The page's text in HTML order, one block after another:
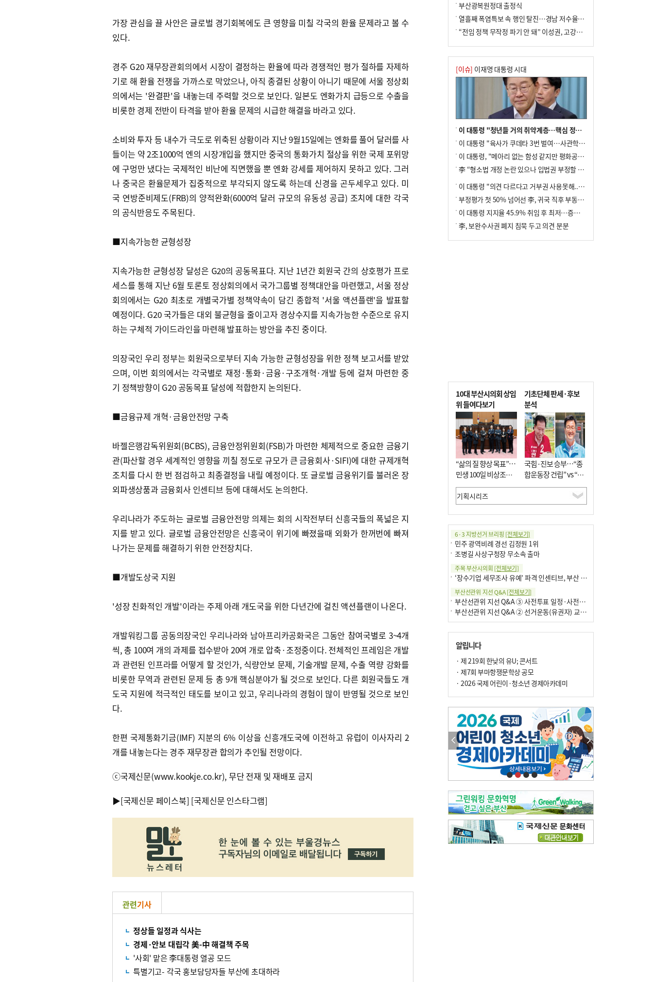
가장 관심을 끌 사안은 글로벌 경기회복에도 큰 영향을 미칠 각국의 환율 문제라고 볼 수
있다.
경주 G20 재무장관회의에서 시장이 결정하는 환율에 따라 경쟁적인 평가 절하를 자제하
기로 해 환율 전쟁을 가까스로 막았으나, 아직 종결된 상황이 아니기 때문에 서울 정상회
의에서는 '완결판'을 내놓는데 주력할 것으로 보인다. 일본도 엔화가치 급등으로 수출을
비롯한 경제 전반이 타격을 받아 환율 문제의 시급한 해결을 바라고 있다.
소비와 투자 등 내수가 극도로 위축된 상황이라 지난 9월15일에는 엔화를 풀어 달러를 사
들이는 약 2조1000억 엔의 시장개입을 했지만 중국의 통화가치 절상을 위한 국제 포위망
에 구멍만 냈다는 국제적인 비난에 직면했을 뿐 엔화 강세를 제어하지 못하고 있다. 그러
나 중국은 환율문제가 집중적으로 부각되지 않도록 하는데 신경을 곤두세우고 있다. 미
국 연방준비제도(FRB)의 양적완화(6000억 달러 규모의 유동성 공급) 조치에 대한 각국
의 공식반응도 주목된다.
■지속가능한 균형성장
지속가능한 균형성장 달성은 G20의 공동목표다. 지난 1년간 회원국 간의 상호평가 프로
세스를 통해 지난 6월 토론토 정상회의에서 국가그룹별 정책대안을 마련했고, 서울 정상
회의에서는 G20 최초로 개별국가별 정책약속이 담긴 종합적 '서울 액션플랜'을 발표할
예정이다. G20 국가들은 대외 불균형을 줄이고자 경상수지를 지속가능한 수준으로 유지
하는 구체적 가이드라인을 마련해 발표하는 방안을 추진 중이다.
의장국인 우리 정부는 회원국으로부터 지속 가능한 균형성장을 위한 정책 보고서를 받았
으며, 이번 회의에서는 각국별로 재정·통화·금융·구조개혁·개발 등에 걸쳐 마련한 중
기 정책방향이 G20 공동목표 달성에 적합한지 논의된다.
■금융규제 개혁·금융안전망 구축
바젤은행감독위원회(BCBS), 금융안정위원회(FSB)가 마련한 체제적으로 중요한 금융기
관(파산할 경우 세계적인 영향을 끼칠 정도로 규모가 큰 금융회사·SIFI)에 대한 규제개혁
조치를 다시 한 번 점검하고 최종결정을 내릴 예정이다. 또 글로벌 금융위기를 불러온 장
외파생상품과 금융회사 인센티브 등에 대해서도 논의한다.
우리나라가 주도하는 글로벌 금융안전망 의제는 회의 시작전부터 신흥국들의 폭넓은 지
지를 받고 있다. 글로벌 금융안전망은 신흥국이 위기에 빠졌을때 외화가 한꺼번에 빠져
나가는 문제를 해결하기 위한 안전장치다.
■개발도상국 지원
'성장 친화적인 개발'이라는 주제 아래 개도국을 위한 다년간에 걸친 액션플랜이 나온다.
개발워킹그룹 공동의장국인 우리나라와 남아프리카공화국은 그동안 참여국별로 3~4개
씩, 총 100여 개의 과제를 접수받아 20여 개로 압축·조정중이다. 전체적인 프레임은 개발
과 관련된 인프라를 어떻게 할 것인가, 식량안보 문제, 기술개발 문제, 수출 역량 강화를
비롯한 무역과 관련된 문제 등 총 9개 핵심분야가 될 것으로 보인다. 다른 회원국들도 개
도국 지원에 적극적인 태도를 보이고 있고, 우리나라의 경험이 많이 반영될 것으로 보인
다.
한편 국제통화기금(IMF) 지분의 6% 이상을 신흥개도국에 이전하고 유럽이 이사자리 2
개를 내놓는다는 경주 재무장관 합의가 추인될 전망이다.
ⓒ국제신문(www.kookje.co.kr), 무단 전재 및 재배포 금지
▶[국제신문 페이스북] [국제신문 인스타그램]
관련기사
정상들 일정과 식사는
경제·안보 대립각 美-中 해결책 주목
'사회' 맡은 李대통령 열공 모드
특별기고- 각국 홍보담당자들 부산에 초대하라
부산광복원정대 출정식
열흘째 폭염특보 속 행인 탈진…경남 저수율 평년의 절반
“전임 정책 무작정 파기 안 돼” 이성권, 고강도 ‘전재수 견제’ 예고
[이슈] 이재명 대통령 시대
이 대통령 "청년들 거의 취약계층…핵심 정책 재편""
이 대통령 "육사가 쿠데타 3번 벌여…사관학교 통합 신속히 추진"
이 대통령, "메아리 없는 함성 같지만 평화공존책 계속해야"
李 “형소법 개정 논란 있으나 입법권 부정할 만큼은 아냐”(종합)
이 대통령 "의견 다르다고 거부권 사용못해.. 입법권 부정할 상황이라 보기 어려워"
부정평가 첫 50% 넘어선 李, 귀국 직후 부동산·증시 점검(종합)
이 대통령 지지율 45.9% 취임 후 최저…증시 폭락·연임 개헌 논란 영향
李, 보완수사권 폐지 침묵 두고 의견 분분
10대 부산시의회 상임
위 들여다보기
“삶의 질 향상 목표”…
민생 100일 비상조치
면밀 심사
기초단체 판세·후보
분석
국힘·진보 승부…“종
합운동장 건립” vs “출
근 공공버스 도입”
6·3 지방선거 브리핑 [전체보기]
민주 광역비례 경선 김정원 1위
조병길 사상구청장 무소속 출마
주목 부산시의회 [전체보기]
‘장수기업 세무조사 유예’ 파격 인센티브, 부산 유출 막을까
부산선관위 지선 Q&A[전체보기]
부산선관위 지선 Q&A ③ 사전투표 일정·사전투표함 보관
부산선관위 지선 Q&A ② 선거운동(유권자) 교육감투표용지
알립니다
· 제 219회 한낮의 유U; 콘서트
· 제7회 부마항쟁문학상 공모
· 2026 국제 어린이·청소년 경제아카데미